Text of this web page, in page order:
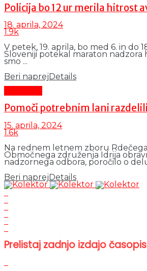
Policija bo 12 ur merila hitrost
18. aprila, 2024
1.9k
V petek, 19. aprila, bo med 6. in do
Sloveniji potekal maraton nadzora
smo ...
Beri naprej Details
Pomoči potrebnim lani
15. aprila, 2024
1.6k
Na rednem letnem zboru
Območnega združenja Idrija
nadzornega odbora, poročilo o
Beri naprejDetails
Prelistaj zadnjo izdajo